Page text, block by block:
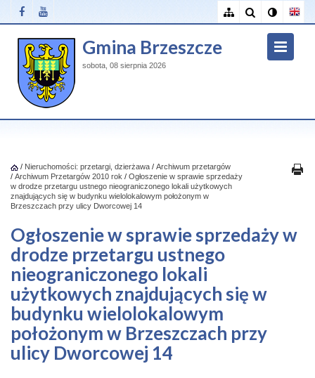
Gmina Brzeszcze
sobota, 08 sierpnia 2026
/ Nieruchomości: przetargi, dzierżawa / Archiwum przetargów
/ Archiwum Przetargów 2010 rok / Ogłoszenie w sprawie sprzedaży
w drodze przetargu ustnego nieograniczonego lokali użytkowych
znajdujących się w budynku wielolokalowym położonym w
Brzeszczach przy ulicy Dworcowej 14
Ogłoszenie w sprawie sprzedaży w
drodze przetargu ustnego
nieograniczonego lokali
użytkowych znajdujących się w
budynku wielolokalowym
położonym w Brzeszczach przy
ulicy Dworcowej 14